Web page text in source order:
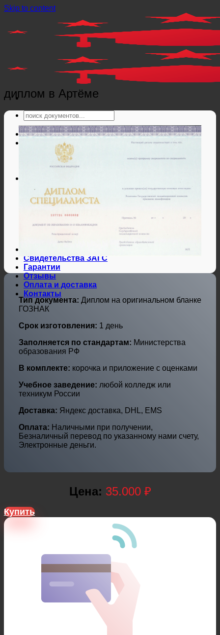
Skip to content
Главная
Мед справки
Справки из гос. органов
Справки ЗАГС
Дипломы РФ
Аттестаты РФ
Дипломы и аттестаты Беларуси
Дипломы и аттестаты Казахстана
Дипломы и аттестаты Украины
Дипломы по профессиям
Дипломы по городам
Нотариальные и юр. услуги
Свидетельства ЗАГС
Гарантии
Отзывы
Оплата и доставка
Контакты
диплом в Артёме
Тип документа: Диплом на оригинальном бланке
ГОЗНАК
Срок изготовления: 1 день
Заполняется по стандартам: Министерства
образования РФ
В комплекте: корочка и приложение с оценками
Учебное заведение: любой колледж или
техникум России
Доставка: Яндекс доставка, DHL, EMS
Оплата: Наличными при получении,
Безналичный перевод по указанному нами счету,
Электронные деньги.
Цена: 35.000 ₽
Купить